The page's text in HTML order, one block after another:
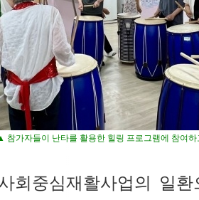
참가자들이 난타를 활용한 힐링 프로그램에 참여하
회중심재활사업의 일